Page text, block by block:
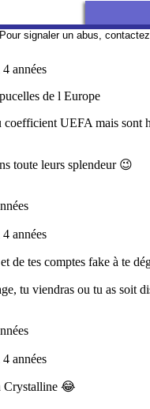
Pour signaler un abus, contactez